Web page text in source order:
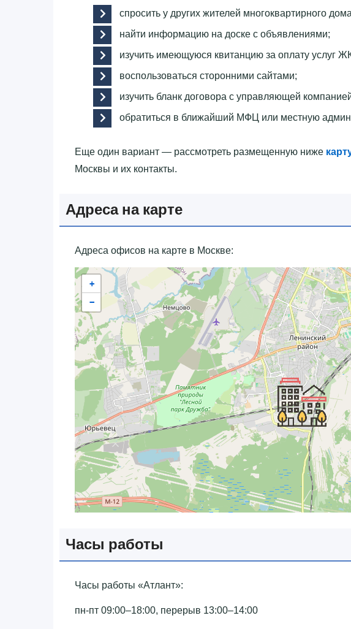
спросить у других жителей многоквартирного
найти информацию на доске с объявлениями;
изучить имеющуюся квитанцию за оплату услуг
воспользоваться сторонними сайтами;
изучить бланк договора с управляющей
обратиться в ближайший МФЦ или местную
Еще один вариант — рассмотреть размещенную ниже
Москвы и их контакты.
Адреса на карте
Адреса офисов на карте в Москве:
+
−
Часы работы
Часы работы «‎Атлант»‎:
пн-пт 09:00–18:00, перерыв 13:00–14:00